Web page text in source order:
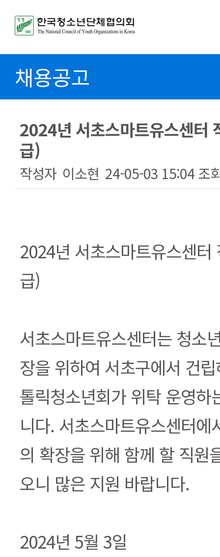
채용공고
2024년 서초스마트유스센터
급)
작성자 이소현 24-05-03 15:04 조
본문
2024년 서초스마트유스센터
급)
서초스마트유스센터는 청소
장을 위하여 서초구에서 건
톨릭청소년회가 위탁 운영하
니다. 서초스마트유스센터에
의 확장을 위해 함께 할 직원
오니 많은 지원 바랍니다.
2024년 5월 3일